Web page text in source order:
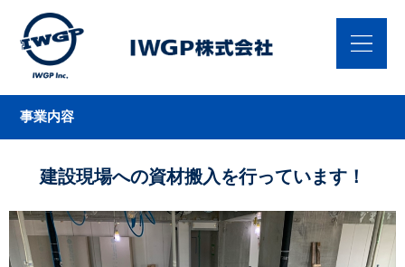
事業内容
建設現場への資材搬入を行っています！